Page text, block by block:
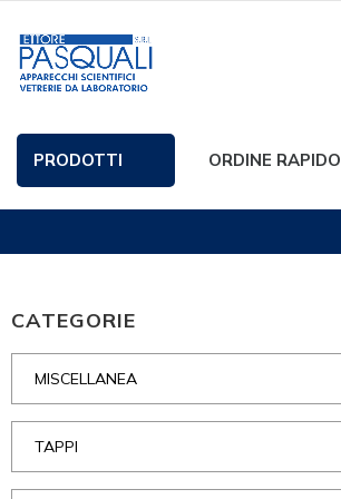
PRODOTTI ORDINE RAPIDO
CATEGORIE